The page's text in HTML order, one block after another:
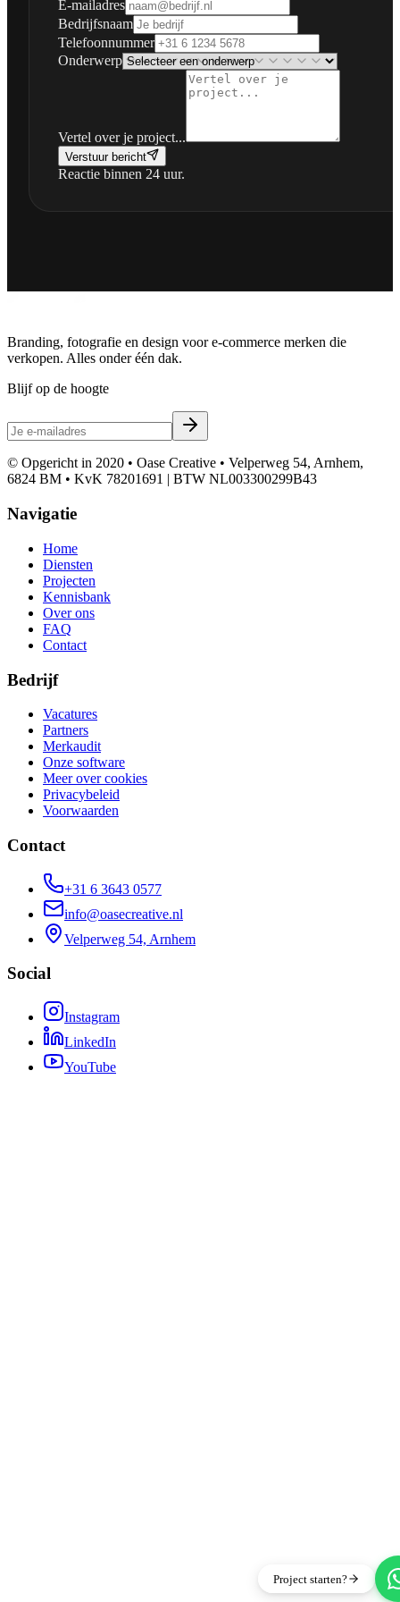
E-mailadres
Bedrijfsnaam
Telefoonnummer
Onderwerp
Vertel over je project...
Verstuur bericht
Reactie binnen 24 uur.
Branding, fotografie en design voor e-commerce merken die
verkopen. Alles onder één dak.
Blijf op de hoogte
© Opgericht in 2020 • Oase Creative • Velperweg 54, Arnhem,
6824 BM • KvK 78201691 | BTW NL003300299B43
Navigatie
Home
Diensten
Projecten
Kennisbank
Over ons
FAQ
Contact
Bedrijf
Vacatures
Partners
Merkaudit
Onze software
Meer over cookies
Privacybeleid
Voorwaarden
Contact
+31 6 3643 0577
info@oasecreative.nl
Velperweg 54, Arnhem
Social
Instagram
LinkedIn
YouTube
Project starten?